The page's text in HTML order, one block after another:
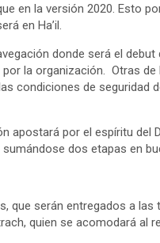
en la versión 2020. Esto
en Ha’il.
donde será el
la organización. Otras
condiciones de seguridad
apostará por el espíritu del
dos etapas en
que serán entregados a
quien se acomodará al